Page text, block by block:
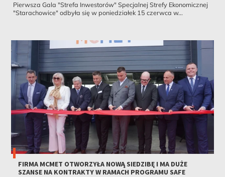
Pierwsza Gala "Strefa Inwestorów" Specjalnej Strefy Ekonomicznej
"Starachowice" odbyła się w poniedziałek 15 czerwca w...
FIRMA MCMET OTWORZYŁA NOWĄ SIEDZIBĘ I MA DUŻE
SZANSE NA KONTRAKTY W RAMACH PROGRAMU SAFE